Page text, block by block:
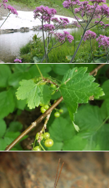
Adénostyle à feuilles d’alliaire
Groseillier à grappes